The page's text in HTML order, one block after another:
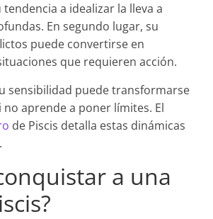
a idealizar la lleva a
En segundo lugar, su
puede convertirse en
que requieren acción.
sensibilidad puede transformarse
aprende a poner límites. El
de Piscis detalla estas dinámicas
a una